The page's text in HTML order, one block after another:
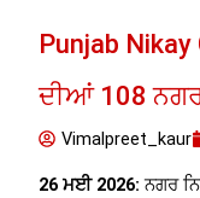
Punjab
ਦੀਆਂ 108 ਨਗਰ
Vimalpreet_kaur
26 ਮਈ 2026:ਨਗਰ